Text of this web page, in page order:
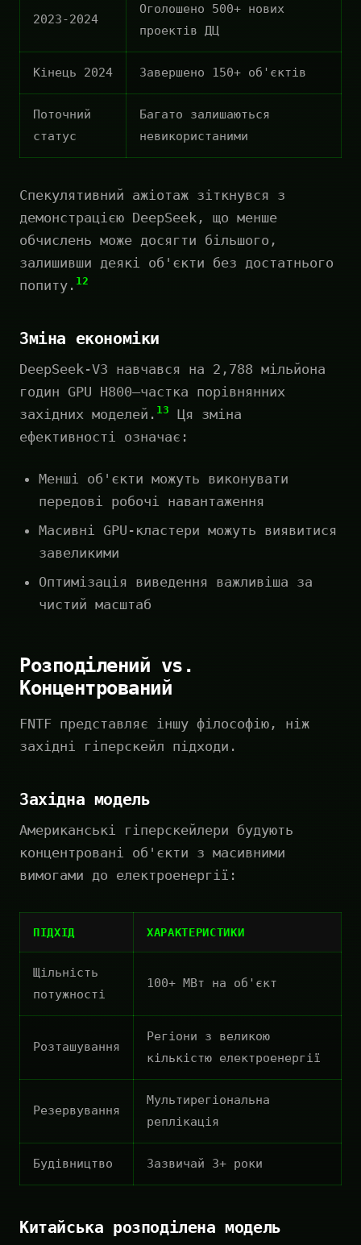
2023-2024
Оголошено 500+ нових
проектів ДЦ
Кінець 2024 Завершено 150+ об'єктів
Поточний
статус
Багато залишаються
невикористаними
Спекулятивний ажіотаж зіткнувся з
демонстрацією DeepSeek, що менше
обчислень може досягти більшого,
залишивши деякі об'єкти без достатнього
попиту. 12
Зміна економіки
DeepSeek-V3 навчався на 2,788 мільйона
годин GPU H800—частка порівнянних
західних моделей. 13
Ця зміна
ефективності означає:
Менші об'єкти можуть виконувати
передові робочі навантаження
Масивні GPU-кластери можуть виявитися
завеликими
Оптимізація виведення важливіша за
чистий масштаб
Розподілений vs.
Концентрований
FNTF представляє іншу філософію, ніж
західні гіперскейл підходи.
Західна модель
Американські гіперскейлери будують
концентровані об'єкти з масивними
вимогами до електроенергії:
ПІДХІД ХАРАКТЕРИСТИКИ
Щільність
потужності
100+ МВт на об'єкт
Розташування
Регіони з великою
кількістю електроенергії
Резервування
Мультирегіональна
реплікація
Будівництво Зазвичай 3+ роки
Китайська розподілена модель